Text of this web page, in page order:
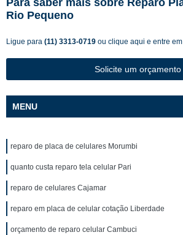
Para saber mais sobre Reparo
Rio Pequeno
Ligue para (11) 3313-0719 ou clique aqui e entre
Solicite um orçamento
MENU
reparo de placa de celulares Morumbi
quanto custa reparo tela celular Pari
reparo de celulares Cajamar
reparo em placa de celular cotação Liberdade
orçamento de reparo celular Cambuci